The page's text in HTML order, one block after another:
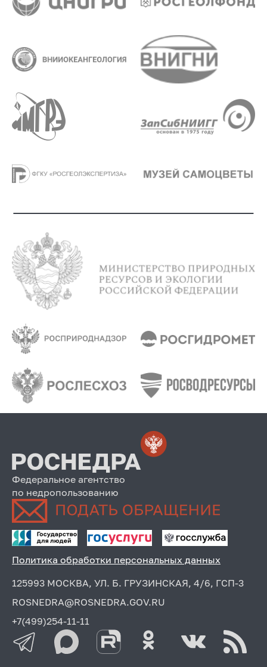
Федеральное агентство
по недропользованию
Политика обработки персональных данных
125993 МОСКВА, УЛ. Б. ГРУЗИНСКАЯ, 4/6, ГСП-3
ROSNEDRA@ROSNEDRA.GOV.RU
+7(499)254-11-11